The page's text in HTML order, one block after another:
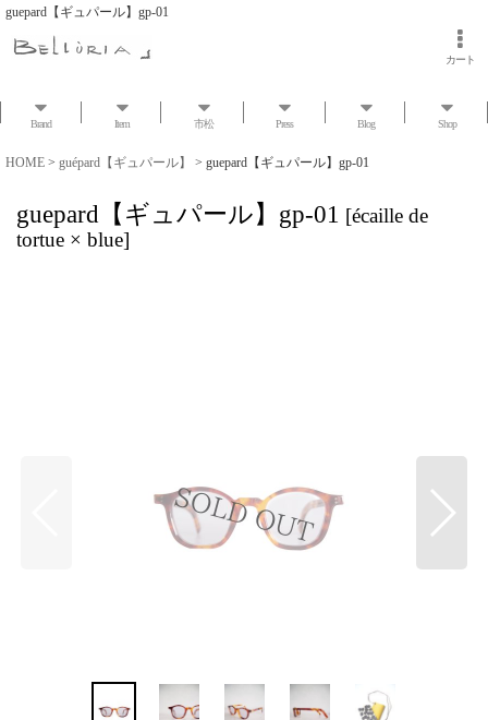
guepard【ギュパール】gp-01
カート
Brand Item 市松 Press Blog Shop
HOME > guépard【ギュパール】 > guepard【ギュパール】gp-01
guepard【ギュパール】gp-01 [écaille de
tortue × blue]